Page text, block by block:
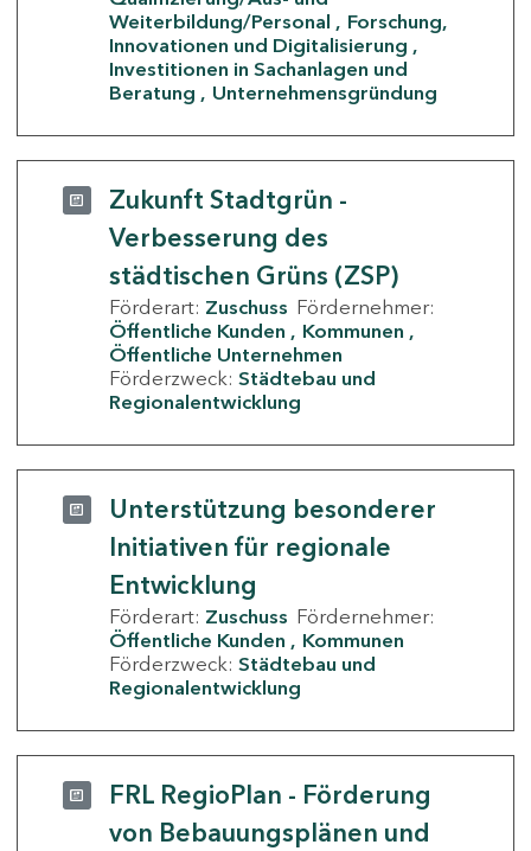
Weiterbildung/Personal
Forschung,
Innovationen und Digitalisierung
Investitionen in Sachanlagen und
Beratung
Unternehmensgründung
Zukunft Stadtgrün -
Verbesserung des
städtischen Grüns (ZSP)
Förderart: Zuschuss Fördernehmer:
Öffentliche Kunden
Kommunen
Öffentliche Unternehmen
Förderzweck: Städtebau und
Regionalentwicklung
Unterstützung besonderer
Initiativen für regionale
Entwicklung
Förderart: Zuschuss Fördernehmer:
Öffentliche Kunden
Kommunen
Förderzweck: Städtebau und
Regionalentwicklung
FRL RegioPlan - Förderung
von Bebauungsplänen und